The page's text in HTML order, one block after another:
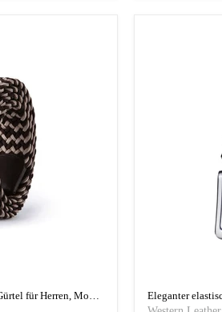
Lässiger elastischer geflochtener Gürtel für Herren, Modell William